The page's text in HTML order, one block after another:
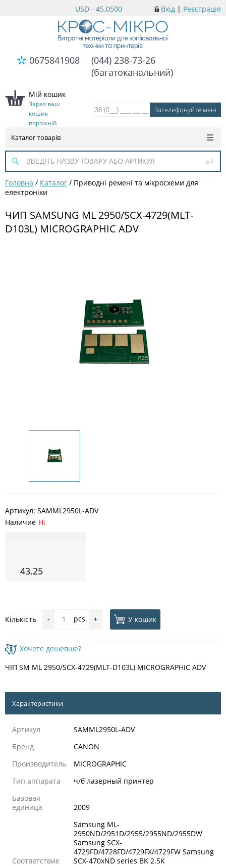
Вхід | Реєстрація
USD - 45.0500
0675841908
(044) 238-73-26
(багатоканальний)
Мій кошик
Зараз ваш
кошик
порожній
Каталог товарів
Головна / Каталог / Приводні ремені та мікросхеми для
електроніки
ЧИП SAMSUNG ML 2950/SCX-4729(MLT-
D103L) MICROGRAPHIC ADV
Артикул: SAMML2950L-ADV
Наличие Ні
43.25
Кількість - pcs. + У кошик
Хочете дешевше?
ЧІП SM ML 2950/SCX-4729(MLT-D103L) MICROGRAPHIC ADV
Характеристики
Артикул
SAMML2950L-ADV
Бренд
CANON
Производитель
MICROGRAPHIC
Тип аппарата
ч/б лазерный принтер
Базовая
единица
2009
Соответствие
Samsung ML-
2950ND/2951D/2955/2955ND/2955DW
Samsung SCX-
4729FD/4728FD/4729FX/4729FW Samsung
SCX-470xND series BK 2.5K